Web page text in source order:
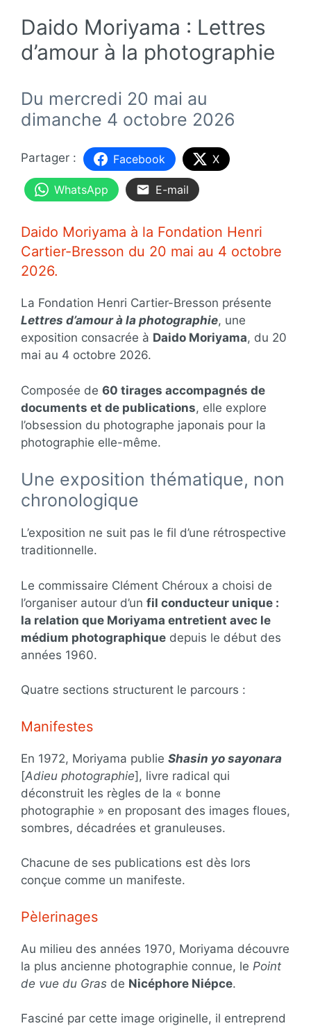
Daido Moriyama : Lettres
d’amour à la photographie
Du mercredi 20 mai au
dimanche 4 octobre 2026
Facebook X
WhatsApp E-mail
Daido Moriyama à la Fondation Henri
Cartier-Bresson du 20 mai au 4 octobre
2026.
La Fondation Henri Cartier-Bresson présente
Lettres d’amour à la photographie, une
exposition consacrée à Daido Moriyama, du 20
mai au 4 octobre 2026.
Composée de 60 tirages accompagnés de
documents et de publications, elle explore
l’obsession du photographe japonais pour la
photographie elle-même.
Une exposition thématique, non
chronologique
L’exposition ne suit pas le fil d’une rétrospective
traditionnelle.
Le commissaire Clément Chéroux a choisi de
l’organiser autour d’un fil conducteur unique :
la relation que Moriyama entretient avec le
médium photographique depuis le début des
années 1960.
Quatre sections structurent le parcours :
Manifestes
En 1972, Moriyama publie Shasin yo sayonara
[Adieu photographie], livre radical qui
déconstruit les règles de la « bonne
photographie » en proposant des images floues,
sombres, décadrées et granuleuses.
Chacune de ses publications est dès lors
conçue comme un manifeste.
Pèlerinages
Au milieu des années 1970, Moriyama découvre
la plus ancienne photographie connue, le Point
de vue du Gras de Nicéphore Niépce.
Fasciné par cette image originelle, il entreprend